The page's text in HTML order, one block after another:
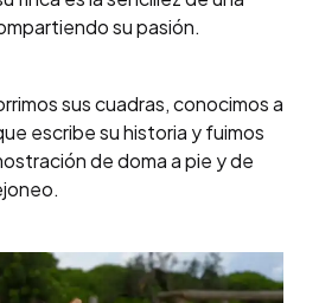
su pasión.
sus cuadras, conocimos a
escribe su historia y fuimos
de doma a pie y de